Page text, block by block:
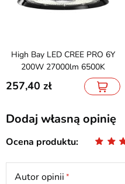
High Bay LED CREE PRO 6Y
200W 27000lm 6500K
257,40
Dodaj własną opinię
Ocena produktu
Autor opinii